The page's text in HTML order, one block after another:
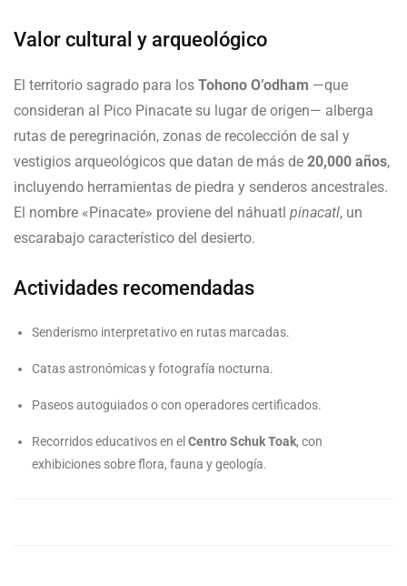
Valor cultural y arqueológico
El territorio sagrado para los Tohono O’odham —que
consideran al Pico Pinacate su lugar de origen— alberga
rutas de peregrinación, zonas de recolección de sal y
vestigios arqueológicos que datan de más de 20,000 años,
incluyendo herramientas de piedra y senderos ancestrales.
El nombre «Pinacate» proviene del náhuatl pinacatl, un
escarabajo característico del desierto.
Actividades recomendadas
Senderismo interpretativo en rutas marcadas.
Catas astronómicas y fotografía nocturna.
Paseos autoguiados o con operadores certificados.
Recorridos educativos en el Centro Schuk Toak, con
exhibiciones sobre flora, fauna y geología.